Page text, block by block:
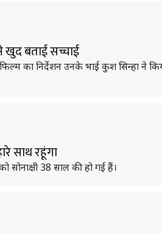
खुद बताई सच्चाई
का निर्देशन उनके भाई कुश सिन्हा ने
साथ रहूंगा
सोनाक्षी 38 साल की हो गई हैं।